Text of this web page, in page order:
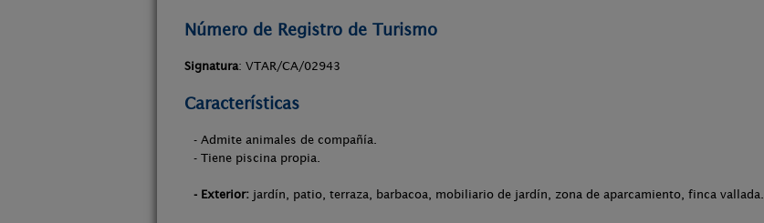
Número de Registro de Turismo
Signatura: VTAR/CA/02943
Características
- Admite animales de compañía.
- Tiene piscina propia.
- Exterior: jardín, patio, terraza, barbacoa, mobiliario de jardín, zona de aparcamiento, finca vallada.